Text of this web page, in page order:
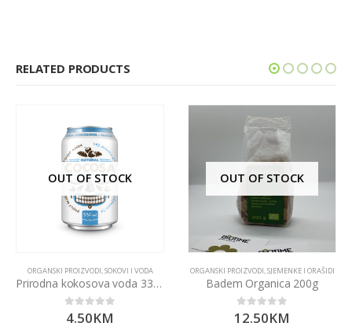
RELATED PRODUCTS
OUT OF STOCK
ORGANSKI PROIZVODI,SOKOVI I VODA
Prirodna kokosova voda 330ml
out of 5
4.50KM
OUT OF STOCK
ORGANSKI PROIZVODI,SJEMENKE I ORAŠIDI
Badem Organica 200g
0 out of 5
12.50KM